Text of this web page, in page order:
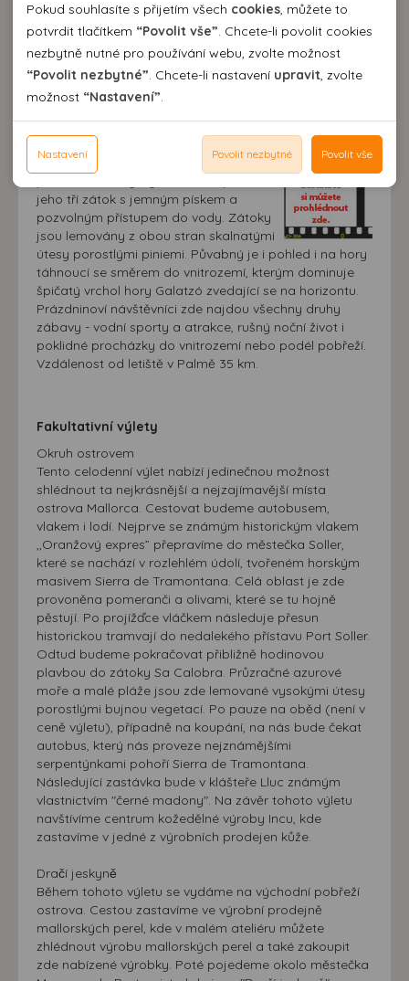
Popis destinace
Paguera je příjemné středisko na JZ
jeho tří zátok s jemným pískem a
pozvolným přístupem do vody. Zátoky
jsou lemovány z obou stran skalnatými
útesy porostlými piniemi. Půvabný je i pohled i na hory
táhnoucí se směrem do vnitrozemí, kterým dominuje
špičatý vrchol hory Galatzó zvedající se na horizontu.
Prázdninoví návštěvníci zde najdou všechny druhy
zábavy - vodní sporty a atrakce, rušný noční život i
poklidné procházky do vnitrozemí nebo podél pobřeží.
Vzdálenost od letiště v Palmě 35 km.
Fakultativní výlety
Okruh ostrovem
Tento celodenní výlet nabízí jedinečnou možnost
shlédnout ta nejkrásnější a nejzajímavější místa
ostrova Mallorca. Cestovat budeme autobusem,
vlakem i lodí. Nejprve se známým historickým vlakem
,,Oranžový expres” přepravíme do městečka Soller,
které se nachází v rozlehlém údolí, tvořeném horským
masivem Sierra de Tramontana. Celá oblast je zde
provoněna pomeranči a olivami, které se tu hojně
pěstují. Po projížďce vláčkem následuje přesun
historickou tramvají do nedalekého přístavu Port Soller.
Odtud budeme pokračovat přibližně hodinovou
plavbou do zátoky Sa Calobra. Průzračné azurové
moře a malé pláže jsou zde lemované vysokými útesy
porostlými bujnou vegetací. Po pauze na oběd (není v
ceně výletu), případně na koupání, na nás bude čekat
autobus, který nás proveze nejznámějšími
serpentýnkami pohoří Sierra de Tramontana.
Následující zastávka bude v klášteře Lluc známým
vlastnictvím "černé madony". Na závěr tohoto výletu
navštívíme centrum kožedělné výroby Incu, kde
zastavíme v jedné z výrobních prodejen kůže.
Dračí jeskyně
Během tohoto výletu se vydáme na východní pobřeží
ostrova. Cestou zastavíme ve výrobní prodejně
mallorských perel, kde v malém ateliéru můžete
zhlédnout výrobu mallorských perel a také zakoupit
zde nabízené výrobky. Poté pojedeme okolo městečka
Pokud souhlasíte s přijetím všech cookies, můžete to
potvrdit tlačítkem “Povolit vše”. Chcete-li povolit cookies
nezbytně nutné pro používání webu, zvolte možnost
“Povolit nezbytné”. Chcete-li nastavení upravit, zvolte
možnost “Nastavení”.
Nastavení Povolit vše
Povolit nezbytné
Analytické cookies
Pomocí analytických cookies můžeme měřit návštěvnost
našeho webu, zdroje návštěv, výkon reklam a také jejich
dosah. Takto získaná data zpracováváme anonymně bez
vazby na konkrétního uživatele našeho webu. Bez vašeho
souhlasu s používáním analytických cookies, ztrácíme
možnost analýzy výkonu a optimalizace našeho webu.
Personální cookies
Personalizační soubory cookies nám umožňují přizpůsobit
souhlasu může dojít mj. k zobrazování informací
neodpovídající Vaším potřebám, méně užitečné nabídce či
doporučení.
Reklamní cookies používáme my nebo třetí strana k
zobrazování relevantní reklamy nebo obsahu jak na
našem webu, tak na webech třetích stran. Díky tomu
máme možnost vytvářet profily založené na Vašich
zájmech. Na základě těchto informací není zpravidla
možná bezprostřední identifikace uživatele. Bez vyjádření
souhlasu, nedojde k zobrazování obsahu a reklam
přizpůsobených Vašim zájmům.